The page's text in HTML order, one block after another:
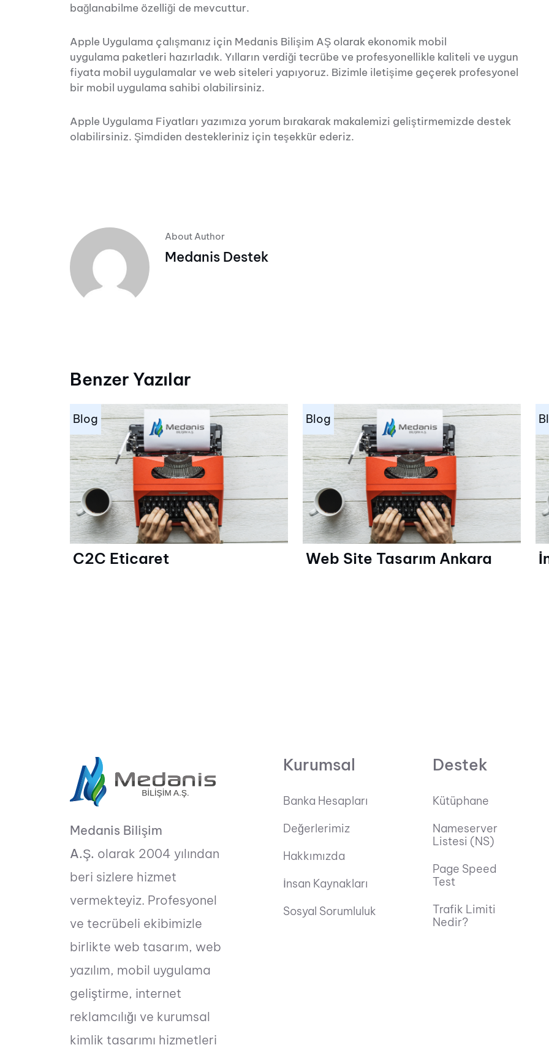
bağlanabilme özelliği de mevcuttur.
Apple Uygulama çalışmanız için Medanis Bilişim AŞ olarak ekonomik mobil
uygulama paketleri hazırladık. Yılların verdiği tecrübe ve profesyonellikle kaliteli ve uygun
fiyata mobil uygulamalar ve web siteleri yapıyoruz. Bizimle iletişime geçerek profesyonel
bir mobil uygulama sahibi olabilirsiniz.
Apple Uygulama Fiyatları yazımıza yorum bırakarak makalemizi geliştirmemizde destek
olabilirsiniz. Şimdiden destekleriniz için teşekkür ederiz.
About Author
Medanis Destek
Benzer Yazılar
Blog
C2C Eticaret
Blog
Web Site Tasarım Ankara
Medanis Bilişim
A.Ş. olarak 2004 yılından
beri sizlere hizmet
vermekteyiz. Profesyonel
ve tecrübeli ekibimizle
birlikte web tasarım, web
yazılım, mobil uygulama
geliştirme, internet
reklamcılığı ve kurumsal
kimlik tasarımı hizmetleri
Kurumsal
Banka Hesapları
Değerlerimiz
Hakkımızda
İnsan Kaynakları
Sosyal Sorumluluk
Destek
Kütüphane
Nameserver
Listesi (NS)
Page Speed
Test
Trafik Limiti
Nedir?